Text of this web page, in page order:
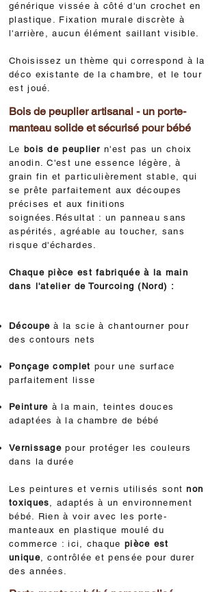
générique vissée à côté d'un crochet en
plastique. Fixation murale discrète à
l'arrière, aucun élément saillant visible.
Choisissez un thème qui correspond à la
déco existante de la chambre, et le tour
est joué.
Bois de peuplier artisanal - un porte-
manteau solide et sécurisé pour bébé
Le bois de peuplier n'est pas un choix
anodin. C'est une essence légère, à
grain fin et particulièrement stable, qui
se prête parfaitement aux découpes
précises et aux finitions
soignées. Résultat : un panneau sans
aspérités, agréable au toucher, sans
risque d'échardes.
Chaque pièce est fabriquée à la main
dans l'atelier de Tourcoing (Nord) :
Découpe à la scie à chantourner pour
des contours nets
Ponçage complet pour une surface
parfaitement lisse
Peinture à la main, teintes douces
adaptées à la chambre de bébé
Vernissage pour protéger les couleurs
dans la durée
Les peintures et vernis utilisés sontnon
toxiques, adaptés à un environnement
bébé. Rien à voir avec les porte-
manteaux en plastique moulé du
commerce : ici, chaque pièce est
unique, contrôlée et pensée pour durer
des années.